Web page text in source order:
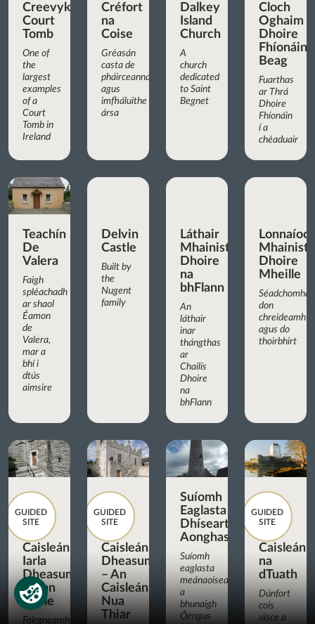
Creevykeel
Court
Tomb
One of
the
largest
examples
of a
Court
Tomb in
Ireland
Créfort
na
Coise
Gréasán
casta de
pháirceanna
agus
imfháluithe
ársa
Dalkey
Island
Church
A
church
dedicated
to Saint
Begnet
Cloch
Oghaim
Dhoire
Fhíonáin
Beag
Fuarthas
ar Thrá
Dhoire
Fhíonáin
í a
chéaduair
Teachín
De
Valera
Faigh
spléachadh
ar shaol
Éamon
de
Valera,
mar a
bhí i
dtús
aimsire
Delvin
Castle
Built by
the
Nugent
family
Láthair
Mhainistreach
Dhoire
na
bhFlann
An
láthair
inar
thángthas
ar
Chailís
Dhoire
na
bhFlann
Dhoire
Mheille
don
chreideamh
agus do
thoirbhirt
GUIDED
SITE
Caisleán
Iarla
Dheasumhan,
Cionn
tSáile
Foirgneamh
GUIDED
SITE
Caisleán
Dheasumhan
– An
Caisleán
Nua
Thiar
Suíomh
Eaglasta
Dhíseart
Aonghasa
Suíomh
eaglasta
meánaoiseach
a
bhunaigh
Óengus
GUIDED
SITE
Caisleán
na
dTuath
Dúnfort
cois
uisce a